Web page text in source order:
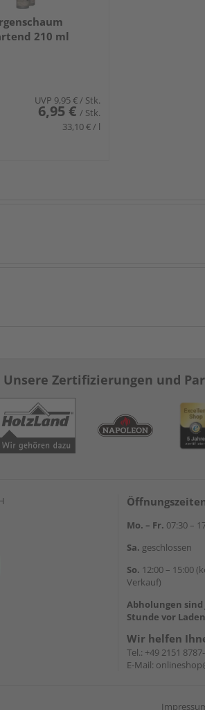
210 ml
UVP 9,95 €/ Stk.
6,95 € / Stk.
33,10 € / l
Unsere Zertifizierungen und
Mo. – Fr. 07:30 –
Sa. geschlossen
So. 12:00 – 15:00
Verkauf)
Abholungen
Stunde vor
Wir helfen
Tel.: +49 2151
E-Mail: